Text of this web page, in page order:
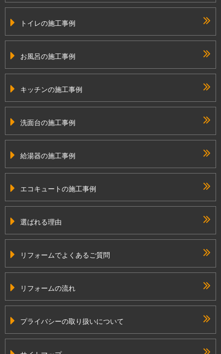
トイレの施工事例
お風呂の施工事例
キッチンの施工事例
洗面台の施工事例
給湯器の施工事例
エコキュートの施工事例
選ばれる理由
リフォームでよくあるご質問
リフォームの流れ
プライバシーの取り扱いについて